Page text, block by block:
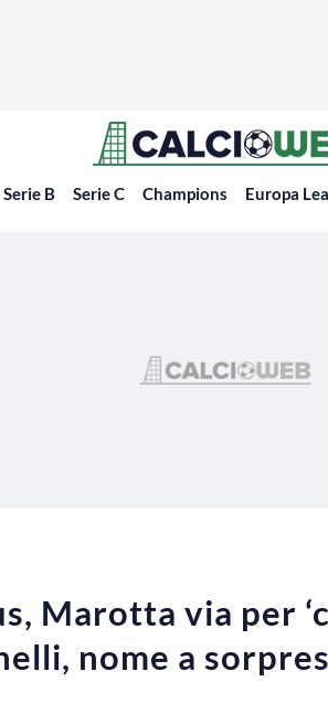
Serie B Serie C Champions Europa
Marotta via per
nome a